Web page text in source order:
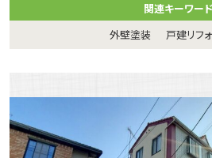
関連キーワード
外壁塗装
戸建リフ